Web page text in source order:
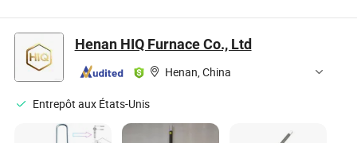
Tubulaire en Acier
Inoxydable
populaire pour
Henan HIQ Furnace Co., Ltd
Henan, China
Entrepôt aux États-Unis